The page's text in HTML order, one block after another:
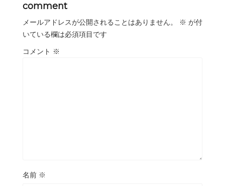
comment
メールアドレスが公開されることはありません。 ※ が付
いている欄は必須項目です
コメント ※
名前 ※